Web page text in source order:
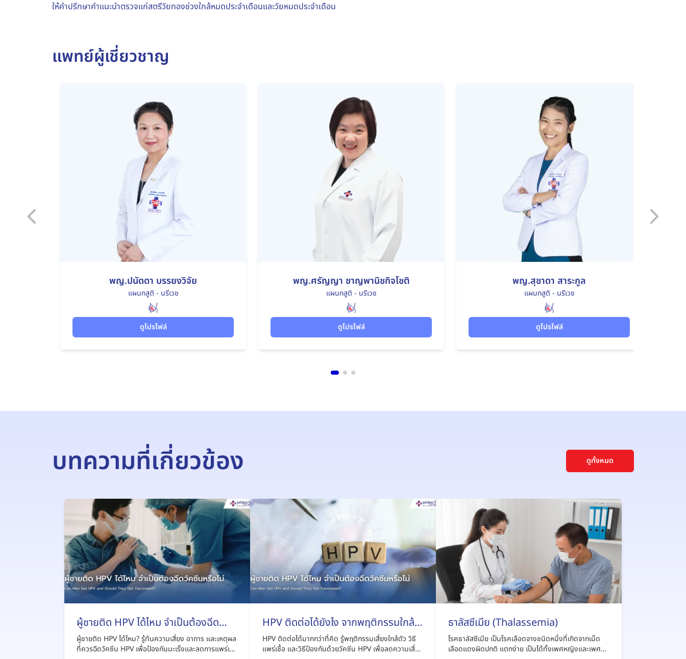
ให้คำปรึกษาคำแนะนำตรวจแก่สตรีวัยทองช่วงใกล้หมดประจำเดือนและวัยหมดประจำเดือน
แพทย์ผู้เชี่ยวชาญ
พญ.ปนัดดา บรรยงวิจัย
แผนกสูติ - นรีเวช
ดูโปรไฟล์
พญ.ศรัญญา ชาญพานิชกิจโชติ
แผนกสูติ - นรีเวช
ดูโปรไฟล์
พญ.สุชาดา สาระกูล
แผนกสูติ - นรีเวช
ดูโปรไฟล์
บทความที่เกี่ยวข้อง ดูทั้งหมด
ผู้ชายติด HPV ได้ไหม จำเป็นต้องฉีด
วัคซีนหรือไม่
ผู้ชายติด HPV ได้ไหม? รู้ทันความเสี่ยง อาการ และเหตุผล
ที่ควรฉีดวัคซีน HPV เพื่อป้องกันมะเร็งและลดการแพร่เชื้อ
HPV ติดต่อได้ยังไง จากพฤติกรรมใกล้
ตัวที่หลายคนไม่รู้
HPV ติดต่อได้มากกว่าที่คิด รู้พฤติกรรมเสี่ยงใกล้ตัว วิธี
แพร่เชื้อ และวิธีป้องกันด้วยวัคซีน HPV เพื่อลดความเสี่ยง
ธาลัสซีเมีย (Thalassemia)
โรคธาลัสซีเมีย เป็นโรคเลือดจางชนิดหนึ่งที่เกิดจากเม็ด
เลือดแดงผิดปกติ แตกง่าย เป็นได้ทั้งเพศหญิงและเพศ